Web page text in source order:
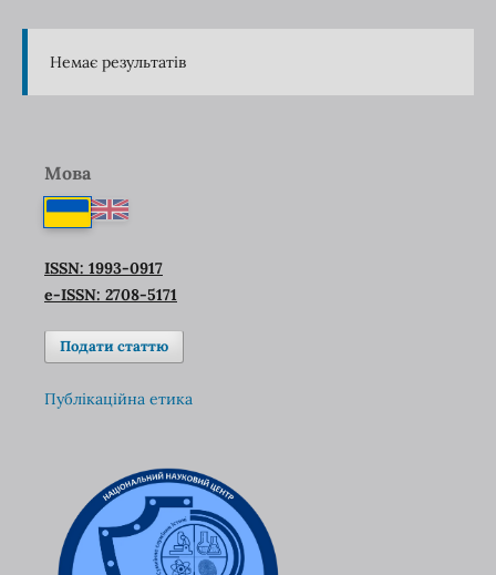
Немає результатів
Мова
ISSN: 1993-0917
e-ISSN: 2708-5171
Подати статтю
Публікаційна етика